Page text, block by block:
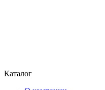
Каталог